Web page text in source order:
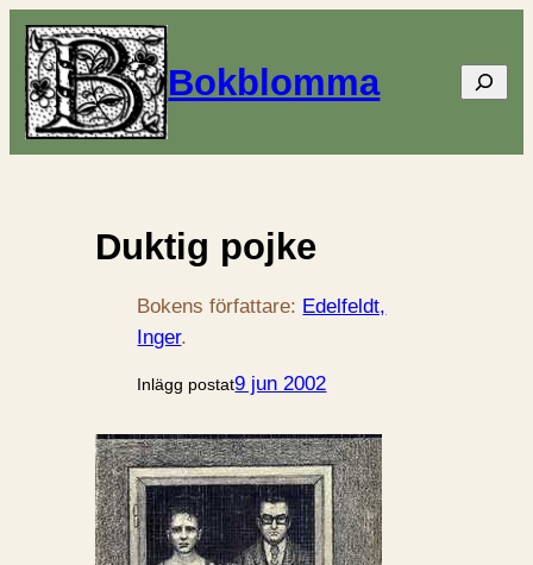
Bokblomma Sök
Duktig pojke
Bokens författare: Edelfeldt,
Inger.
Inlägg postat9 jun 2002